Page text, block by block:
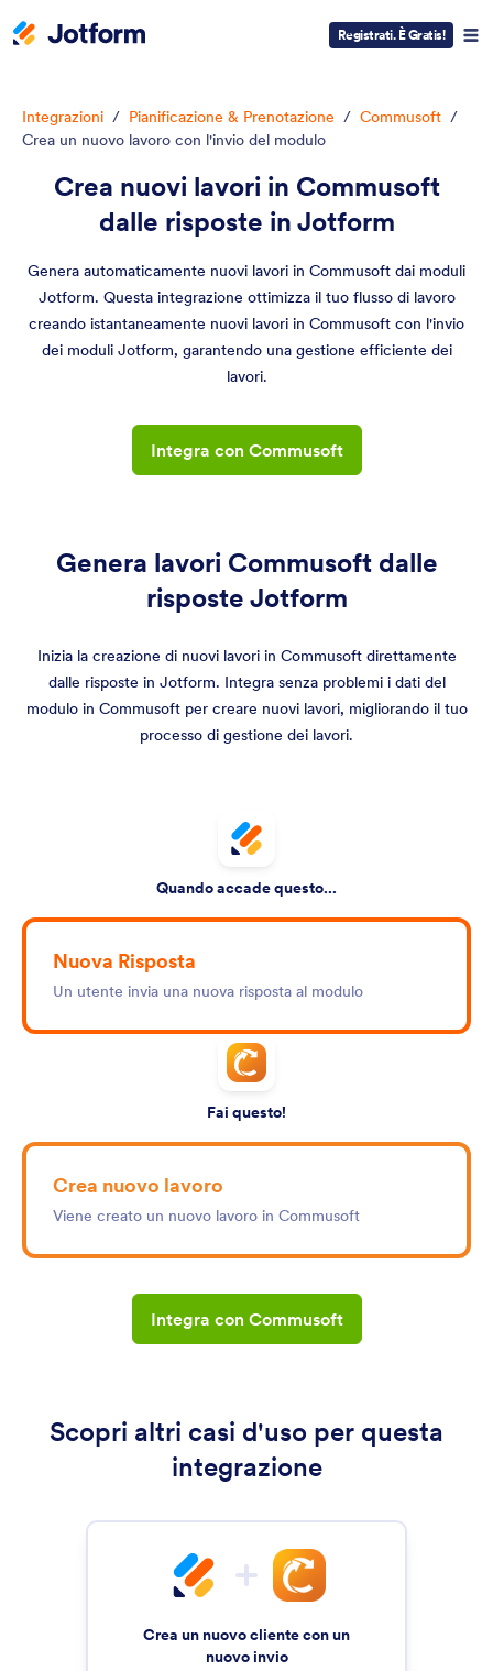
Registrati. È Gratis!
Integrazioni / Pianificazione & Prenotazione / Commusoft /
Crea un nuovo lavoro con l'invio del modulo
Crea nuovi lavori in Commusoft
dalle risposte in Jotform
Genera automaticamente nuovi lavori in Commusoft dai moduli
Jotform. Questa integrazione ottimizza il tuo flusso di lavoro
creando istantaneamente nuovi lavori in Commusoft con l'invio
dei moduli Jotform, garantendo una gestione efficiente dei
lavori.
Integra con Commusoft
Genera lavori Commusoft dalle
risposte Jotform
Inizia la creazione di nuovi lavori in Commusoft direttamente
dalle risposte in Jotform. Integra senza problemi i dati del
modulo in Commusoft per creare nuovi lavori, migliorando il tuo
processo di gestione dei lavori.
Quando accade questo...
Nuova Risposta
Un utente invia una nuova risposta al modulo
Fai questo!
Crea nuovo lavoro
Viene creato un nuovo lavoro in Commusoft
Integra con Commusoft
Scopri altri casi d'uso per questa
integrazione
Crea un nuovo cliente con un
nuovo invio